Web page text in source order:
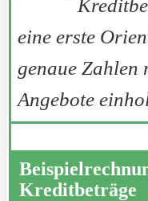
eine erste
genaue Zahlen
Angebote
Kreditbeträge